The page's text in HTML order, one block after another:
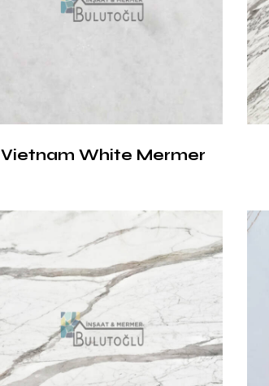
Vietnam White Mermer